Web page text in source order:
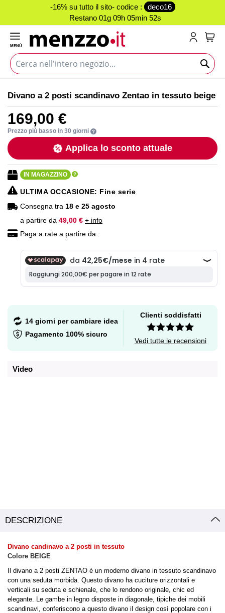
-16% su tutto il sito- codice :
deco16
Restano 01g 09h 05min 52s
MENÙ
alla
fine
della
galleria
di
immagini
all'inizio
della
galleria
di
immagini
Divano a 2 posti scandinavo Zentao in tessuto beige
169,00 €
Prezzo più basso in 30 giorni
Applica lo sconto attuale
IN MAGAZZINO
ULTIMA OCCASIONE: Fine serie
Consegna tra 18 e 25 agosto
a partire da 49,00 € + info
Paga a rate a partire da :
14 giorni per cambiare idea
Pagamento 100% sicuro
Clienti soddisfatti
Vedi tutte le recensioni
Video
DESCRIZIONE
Divano candinavo a 2 posti in tessuto
Colore BEIGE
Il divano a 2 posti ZENTAO è un moderno divano in tessuto scandinavo
con una seduta morbida. Questo divano ha cuciture orizzontali e
verticali su seduta e schienale, che lo rendono originale, chic ed
elegante. Le gambe in legno disposte in diagonale, tipiche dei mobili
scandinavi, conferiscono a questo divano il design così popolare con i